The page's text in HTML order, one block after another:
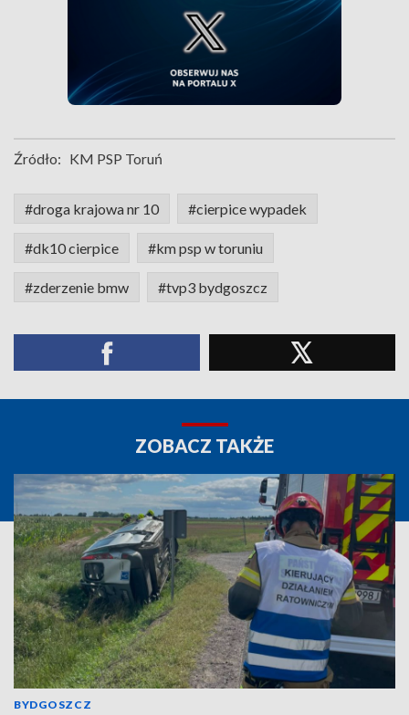
Źródło: KM PSP Toruń
#droga krajowa nr 10 #cierpice wypadek
#dk10 cierpice #km psp w toruniu
#zderzenie bmw #tvp3 bydgoszcz
ZOBACZ TAKŻE
BYDGOSZCZ